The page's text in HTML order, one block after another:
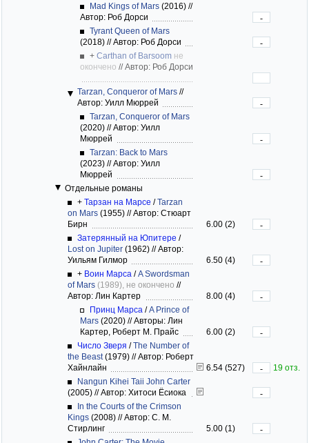
Mad Kings of Mars (2016) //
Автор: Роб Дорси
-
Tyrant Queen of Mars
(2018) //Автор: Роб Дорси
-
+ Carthan of Barsoom не
окончено //Автор: Роб Дорси
Tarzan, Conqueror of Mars //
Автор: Уилл Мюррей
-
Tarzan, Conqueror of Mars
(2020) //Автор: Уилл
Мюррей
-
Tarzan: Back to Mars
(2023) //Автор: Уилл
Мюррей
-
Отдельные романы
+ Тарзан на Марсе /Tarzan
on Mars (1955) //Автор: Стюарт
Бирн
6.00 (2)
-
Затерянный на Юпитере /
Lost on Jupiter (1962) //Автор:
Уильям Гилмор
6.50 (4)
-
+ Воин Марса /A Swordsman
of Mars (1989), не окончено //
Автор: Лин Картер
8.00 (4)
-
Принц Марса /A Prince of
Mars (2020) //Авторы: Лин
Картер, Роберт М. Прайс
6.00 (2)
-
Число Зверя /The Number of
the Beast(1979) //Автор: Роберт
Хайнлайн
6.54 (527) -
19 отз.
Nangun Kihei Taii John Carter
(2005) //Автор: Хитоси Ёсиока
-
In the Courts of the Crimson
Kings (2008) //Автор: С. М.
Стирлинг
5.00 (1)
-